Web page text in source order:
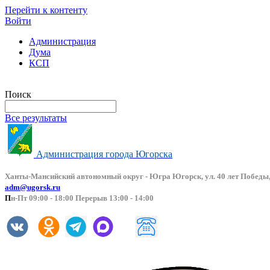
Перейти к контенту
Войти
Администрация
Дума
КСП
Поиск
Все результаты
Администрация города Югорска
Ханты-Мансийский автономный округ - Югра Югорск, ул. 40 лет
adm@ugorsk.ru
Пн-Пт 09:00 - 18:00 Перерыв 13:00 - 14:00